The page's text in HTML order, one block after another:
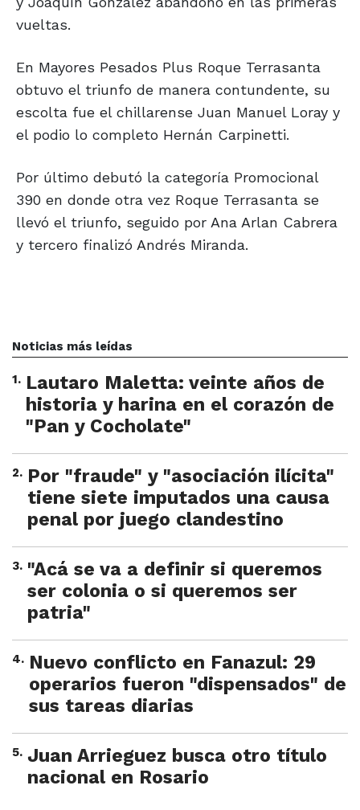
vueltas.
En Mayores Pesados Plus Roque Terrasanta
obtuvo el triunfo de manera contundente, su
escolta fue el chillarense Juan Manuel Loray y
el podio lo completo Hernán Carpinetti.
Por último debutó la categoría Promocional
390 en donde otra vez Roque Terrasanta se
llevó el triunfo, seguido por Ana Arlan Cabrera
y tercero finalizó Andrés Miranda.
Noticias más leídas
1. Lautaro Maletta: veinte años de
historia y harina en el corazón de
"Pan y Cocholate"
2. Por "fraude" y "asociación ilícita"
tiene siete imputados una causa
penal por juego clandestino
3. "Acá se va a definir si queremos
ser colonia o si queremos ser
patria"
4. Nuevo conflicto en Fanazul: 29
operarios fueron "dispensados" de
sus tareas diarias
5. Juan Arrieguez busca otro título
nacional en Rosario